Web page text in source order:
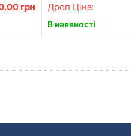
грн Дроп Ціна:
В наявності